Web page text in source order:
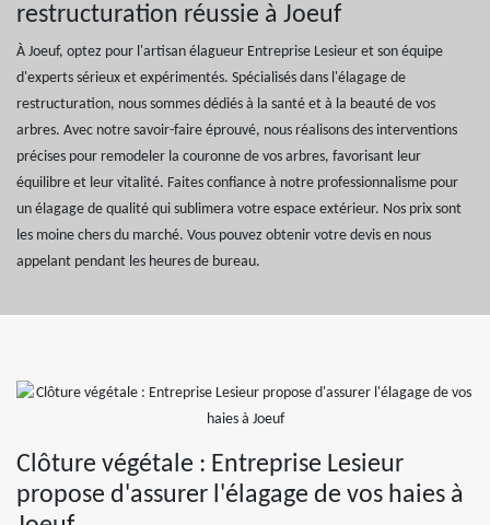
restructuration réussie à Joeuf
À Joeuf, optez pour l'artisan élagueur Entreprise Lesieur et son équipe
d'experts sérieux et expérimentés. Spécialisés dans l'élagage de
restructuration, nous sommes dédiés à la santé et à la beauté de vos
arbres. Avec notre savoir-faire éprouvé, nous réalisons des interventions
précises pour remodeler la couronne de vos arbres, favorisant leur
équilibre et leur vitalité. Faites confiance à notre professionnalisme pour
un élagage de qualité qui sublimera votre espace extérieur. Nos prix sont
les moine chers du marché. Vous pouvez obtenir votre devis en nous
appelant pendant les heures de bureau.
Clôture végétale : Entreprise Lesieur
propose d'assurer l'élagage de vos haies à